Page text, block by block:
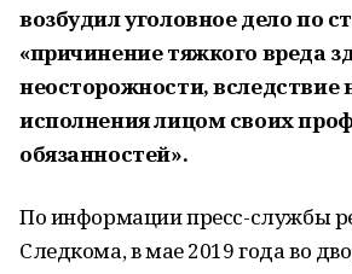
возбудил уголовное дело по
«причинение тяжкого вреда
неосторожности,
исполнения лицом своих
обязанностей».
По информации пресс-службы
Следкома, в мае 2019 года во